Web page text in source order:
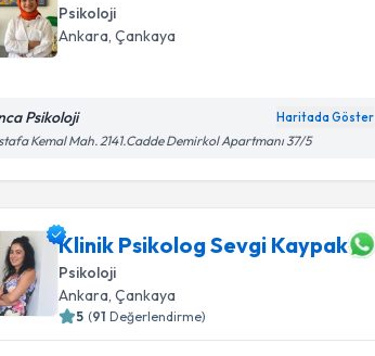
Psikoloji
Ankara, Çankaya
Psikoloji Haritada Göster
Kemal Mah. 2141.Cadde Demirkol Apartmanı 37/5
Klinik Psikolog Sevgi Kaypak
Psikoloji
Ankara, Çankaya
5 (91 Değerlendirme)